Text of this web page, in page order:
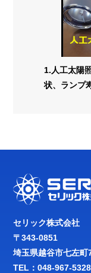
1.人工太陽
状、ランプ
セリック株式会社
〒343-0851
埼玉県越谷市七左町
TEL：048-967-5328